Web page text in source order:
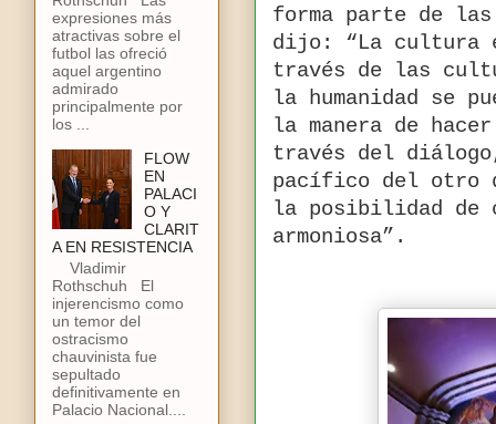
forma parte de
dijo: “La cultura
través de las
la humanidad se
la manera de
través del
pacífico del otro
la posibilidad de
armoniosa”.
expresiones más
atractivas sobre el
futbol las ofreció
aquel argentino
admirado
principalmente por
los ...
FLOW
EN
PALACI
O Y
CLARIT
A EN RESISTENCIA
Vladimir
Rothschuh El
injerencismo como
un temor del
ostracismo
chauvinista fue
sepultado
definitivamente en
Palacio Nacional....